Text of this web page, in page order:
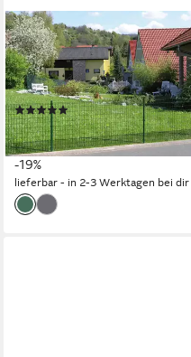
ALBERTS
Schweißgitter Fix-Clip Pro®,
Höhe: 80-150cm,
Gesamtlänge: 10-25 m
(5)
ab 129,00 € UVP159,00 €
(5,16 €/ 1 m)
-19%
lieferbar - in 2-3 Werktagen bei dir